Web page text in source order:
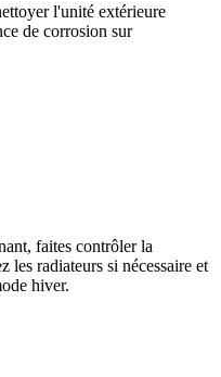
l'unité extérieure
de corrosion sur
faites contrôler la
les radiateurs si nécessaire et
hiver.